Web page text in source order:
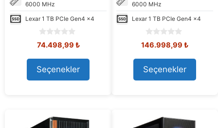
6000 MHz
Lexar 1 TB PCIe Gen4 x4
0
u
t
o
f
Orijinal
88.289,53 ₺.
74.498,99 ₺Şu
Seçenekler
6000 MHz
Lexar 1 TB PCIe Gen4 x4
0
o
u
t
o
f
Orijinal
159.844,63 ₺.
146.998,99 ₺Şu
Seçenekler